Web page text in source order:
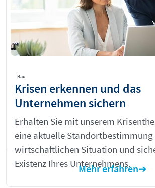
Bau
Krisen erkennen und das
Unternehmen sichern
Erhalten Sie mit unserem
eine aktuelle
wirtschaftlichen Situation und
Existenz Ihres Unternehmens.
Mehr erfahren